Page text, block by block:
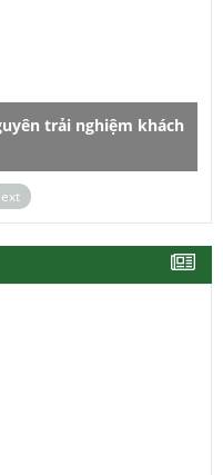
trải nghiệm khách